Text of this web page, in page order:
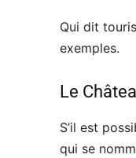
Qui dit
exemples.
Le
S’il est
qui se